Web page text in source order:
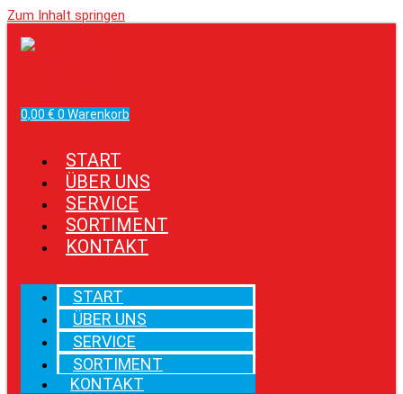
Zum Inhalt springen
0,00 € 0 Warenkorb
START
ÜBER UNS
SERVICE
SORTIMENT
KONTAKT
START
ÜBER UNS
SERVICE
SORTIMENT
KONTAKT